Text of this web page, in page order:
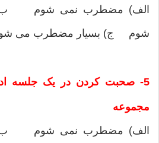
الف) مضطرب نمی شوم
شوم ج) بسیار مضطرب می
5- صحبت کردن در یک جلسه
مجموعه
الف) مضطرب نمی شوم